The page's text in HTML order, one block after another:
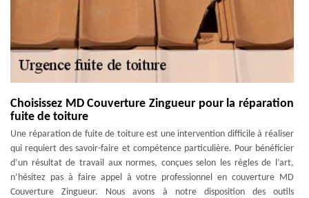
Choisissez MD Couverture Zingueur pour la réparation
fuite de toiture
Une réparation de fuite de toiture est une intervention difficile à réaliser
qui requiert des savoir-faire et compétence particulière. Pour bénéficier
d’un résultat de travail aux normes, conçues selon les règles de l’art,
n’hésitez pas à faire appel à votre professionnel en couverture MD
Couverture Zingueur. Nous avons à notre disposition des outils